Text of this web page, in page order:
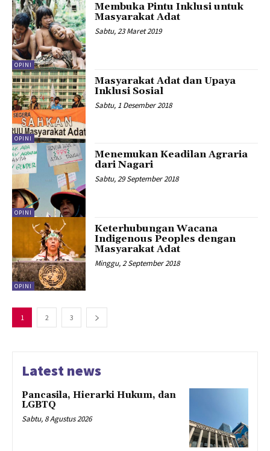
OPINI
Membuka Pintu Inklusi untuk
Masyarakat Adat
Sabtu, 23 Maret 2019
OPINI
Masyarakat Adat dan Upaya
Inklusi Sosial
Sabtu, 1 Desember 2018
OPINI
Menemukan Keadilan Agraria
dari Nagari
Sabtu, 29 September 2018
OPINI
Keterhubungan Wacana
Indigenous Peoples dengan
Masyarakat Adat
Minggu, 2 September 2018
1 2 3
Latest news
Pancasila, Hierarki Hukum, dan
LGBTQ
Sabtu, 8 Agustus 2026